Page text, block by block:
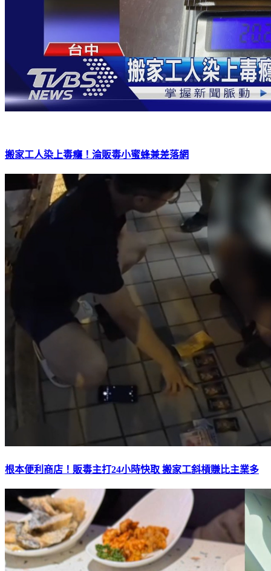
搬家工人染上毒癮！淪販毒小蜜蜂兼差落網
根本便利商店！販毒主打24小時快取 搬家工斜槓賺比主業多